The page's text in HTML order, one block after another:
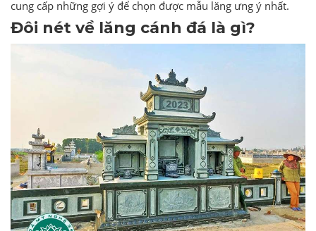
cung cấp những gợi ý để chọn được mẫu lăng ưng ý nhất.
Đôi nét về lăng cánh đá là gì?